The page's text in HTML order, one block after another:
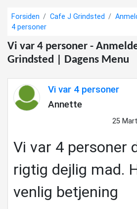
Forsiden Cafe J Grindsted
4 personer
Vi var 4 personer -
Grindsted | Dagens Menu
Vi var 4 personer
Annette
25
Vi var 4 personer
rigtig dejlig mad.
venlig betjening